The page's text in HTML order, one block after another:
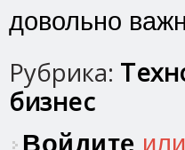
довольно
Рубрика:
бизнес
Войдите или